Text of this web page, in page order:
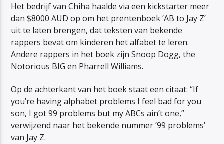
Het bedrijf van Chiha haalde via een kickstarter meer
dan $8000 AUD op om het prentenboek ‘AB to Jay Z’
uit te laten brengen, dat teksten van bekende
rappers bevat om kinderen het alfabet te leren.
Andere rappers in het boek zijn Snoop Dogg, the
Notorious BIG en Pharrell Williams.
Op de achterkant van het boek staat een citaat: “If
you’re having alphabet problems I feel bad for you
son, I got 99 problems but my ABCs ain’t one,”
verwijzend naar het bekende nummer ’99 problems’
van Jay Z.